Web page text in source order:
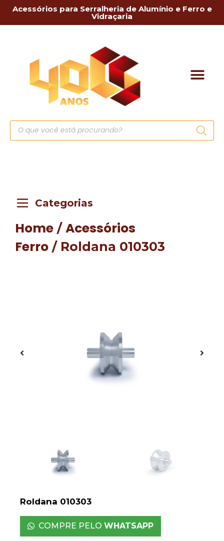
Acessórios para Serralheria de Alumínio e Ferro e
Vidraçaria
Categorias
Home / Acessórios
Ferro / Roldana 010303
Roldana 010303
COMPRE PELO WHATSAPP